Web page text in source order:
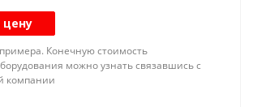
цену
Конечную стоимость
можно узнать связавшись с
компании